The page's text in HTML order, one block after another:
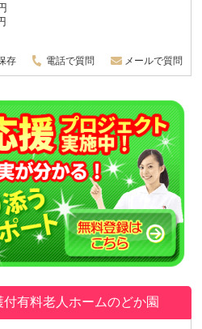
存 電話で質問 メールで質問
付有料老人ホームのどか園